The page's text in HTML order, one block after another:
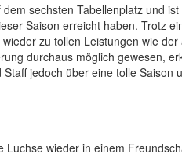
sechsten Tabellenplatz und
Saison erreicht haben. Trotz
zu tollen Leistungen wie
durchaus möglich gewesen,
jedoch über eine tolle
wieder in einem